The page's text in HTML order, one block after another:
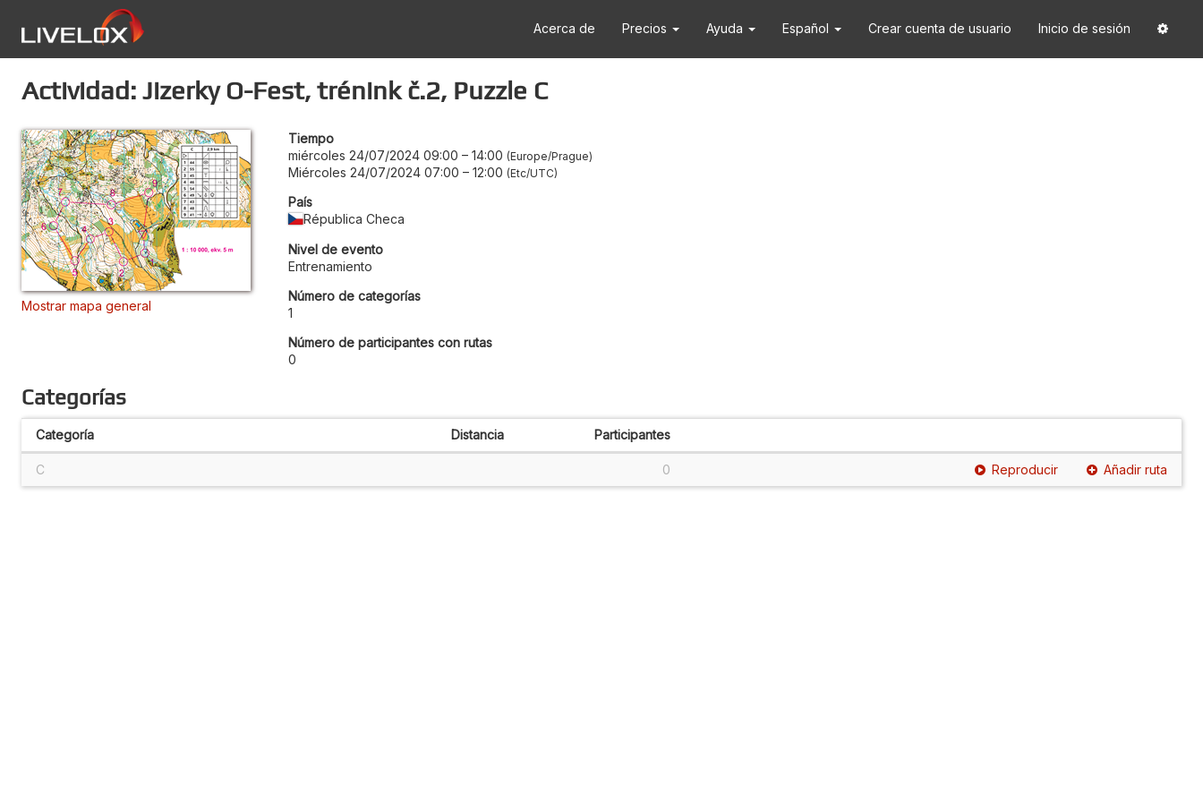
Acerca de Precios Ayuda Español Crear cuenta de usuario Inicio de sesión
Actividad: Jizerky O-Fest, trénink č.2, Puzzle C
Mostrar mapa general
Tiempo
miércoles 24/07/2024 09:00 – 14:00 Europe/Prague
Miércoles 24/07/2024 07:00 – 12:00 Etc/UTC
País
Républica Checa
Nivel de evento
Entrenamiento
Número de categorías
1
Número de participantes con rutas
0
Categorías
Categoría Distancia Participantes
C 0 Reproducir Añadir ruta